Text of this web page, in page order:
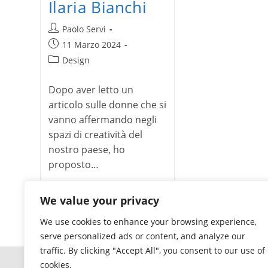
We value your privacy
We use cookies to enhance your browsing experience,
serve personalized ads or content, and analyze our
traffic. By clicking "Accept All", you consent to our use of
cookies.
Ilaria Bianchi
Autore
dell'articolo:
Paolo Servi
Articolo
pubblicato:
11 Marzo 2024
Categoria
Design
Dopo aver letto un
articolo sulle donne che si
vanno affermando negli
spazi di creatività del
nostro paese, ho
proposto…
a
Bianchi